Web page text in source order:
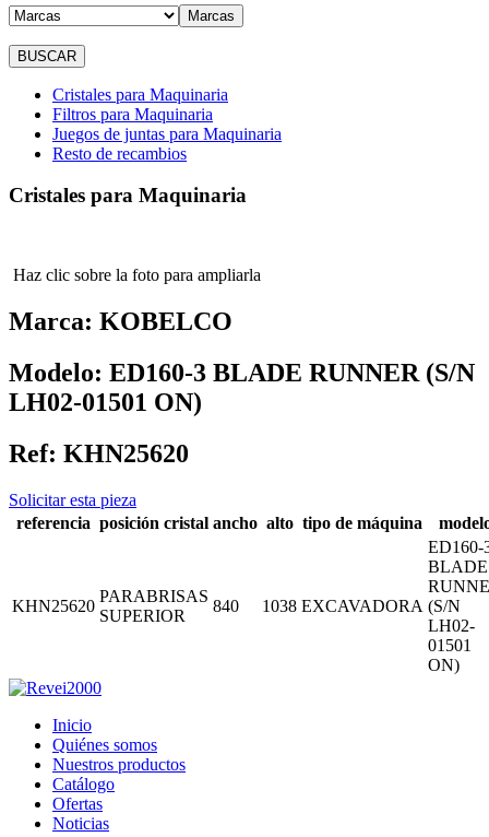
Marcas
Cristales para Maquinaria
Filtros para Maquinaria
Juegos de juntas para Maquinaria
Resto de recambios
Cristales para Maquinaria
Haz clic sobre la foto para ampliarla
Marca: KOBELCO
Modelo: ED160-3 BLADE RUNNER (S/N
LH02-01501 ON)
Ref: KHN25620
Solicitar esta pieza
referencia posición cristal ancho alto tipo de máquina
KHN25620
PARABRISAS
SUPERIOR
840 1038 EXCAVADORA
ED160-
BLADE
(S/N
LH02-
01501
ON)
Inicio
Quiénes somos
Nuestros productos
Catálogo
Ofertas
Noticias